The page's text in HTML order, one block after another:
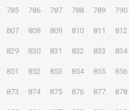
785 786 787 788 789 790
807 808 809 810 811 812
829 830 831 832 833 834
851 852 853 854 855 856
873 874 875 876 877 878